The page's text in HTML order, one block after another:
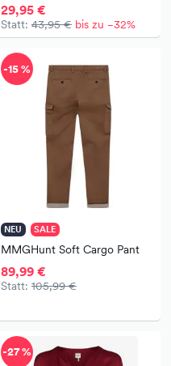
29,95 €
Statt: 43,95 € bis zu −32%
NEU SALE
MMGHunt Soft Cargo Pant
89,99 €
Statt: 105,99 €
-15 %
-27 %